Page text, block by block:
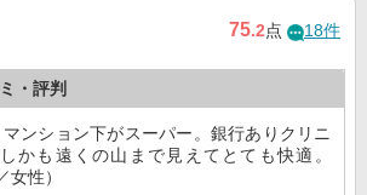
75.2点 18件
・評判
ンション下がスーパー。銀行ありクリニ
かも遠くの山まで見えてとても快適。
女性）